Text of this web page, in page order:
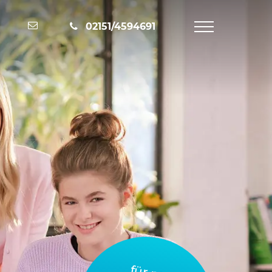
Nachricht schreiben
02151/4594691
Navigation